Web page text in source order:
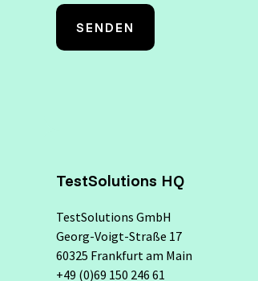
TestSolutions HQ
TestSolutions GmbH
Georg-Voigt-Straße 17
60325 Frankfurt am Main
+49 (0)69 150 246 61